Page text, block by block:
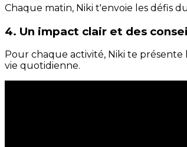
Chaque matin, Niki t'envoie les défis
4. Un impact clair et des
Pour chaque activité, Niki te
vie quotidienne.